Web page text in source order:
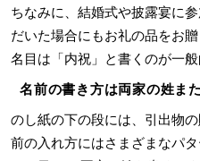
ちなみに、結婚式や披露宴に
だいた場合にもお礼の品をお
名目は「内祝」と書くのが一般
名前の書き方は両家の姓ま
のし紙の下の段には、引出物
前の入れ方にはさまざまなパタ